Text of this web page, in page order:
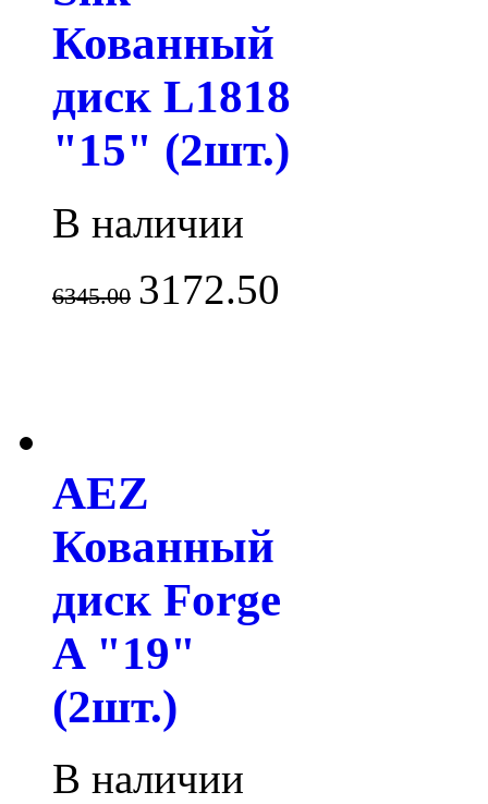
Кованный
диск L1818
"15" (2шт.)
В наличии
6345.00 3172.50
AEZ
Кованный
диск Forge
A "19"
(2шт.)
В наличии